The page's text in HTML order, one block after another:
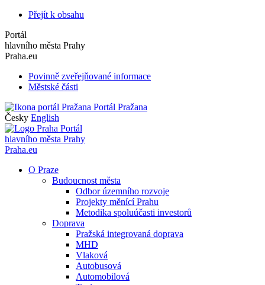
Přejít k obsahu
Portál
hlavního města Prahy
Praha.eu
Povinně zveřejňované informace
Městské části
Portál Pražana
Česky English
Portál
hlavního města Prahy
Praha.eu
O Praze
Budoucnost města
Odbor územního rozvoje
Projekty měnící Prahu
Metodika spoluúčasti investorů
Doprava
Pražská integrovaná doprava
MHD
Vlaková
Autobusová
Automobilová